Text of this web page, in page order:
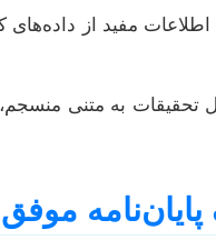
اطلاعات مفید از
تحقیقات به متنی
موفق